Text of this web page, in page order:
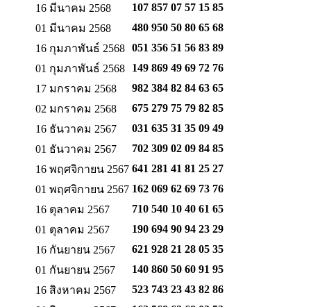
16 มีนาคม 2568
107 857 07 57 15 85
01 มีนาคม 2568
480 950 50 80 65 68
16 กุมภาพันธ์ 2568 051 356 51 56 83 89
01 กุมภาพันธ์ 2568
149 869 49 69 72 76
17 มกราคม 2568
982 384 82 84 63 65
02 มกราคม 2568
675 279 75 79 82 85
16 ธันวาคม 2567
031 635 31 35 09 49
01 ธันวาคม 2567
702 309 02 09 84 85
16 พฤศจิกายน 2567 641 281 41 81 25 27
01 พฤศจิกายน 2567 162 069 62 69 73 76
16 ตุลาคม 2567
710 540 10 40 61 65
01 ตุลาคม 2567
190 694 90 94 23 29
16 กันยายน 2567
621 928 21 28 05 35
01 กันยายน 2567
140 860 50 60 91 95
16 สิงหาคม 2567
523 743 23 43 82 86